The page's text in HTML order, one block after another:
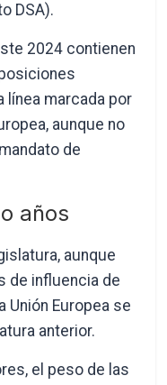
DSA).
2024 contienen
línea marcada por
aunque no
de
años
aunque
de influencia de
Unión Europea se
anterior.
el peso de las